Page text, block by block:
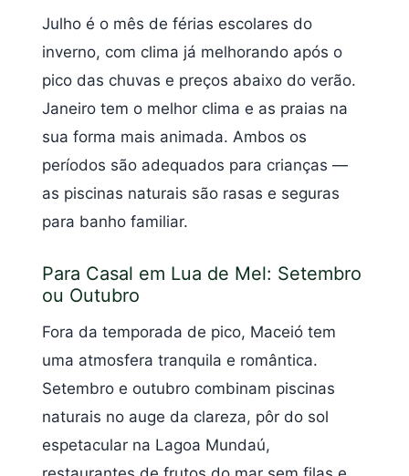
Julho é o mês de férias escolares do
inverno, com clima já melhorando após o
pico das chuvas e preços abaixo do verão.
Janeiro tem o melhor clima e as praias na
sua forma mais animada. Ambos os
períodos são adequados para crianças —
as piscinas naturais são rasas e seguras
para banho familiar.
Para Casal em Lua de Mel: Setembro
ou Outubro
Fora da temporada de pico, Maceió tem
uma atmosfera tranquila e romântica.
Setembro e outubro combinam piscinas
naturais no auge da clareza, pôr do sol
espetacular na Lagoa Mundaú,